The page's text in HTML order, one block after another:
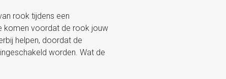
rook tijdens een
komen voordat de rook jouw
helpen, doordat de
worden. Wat de